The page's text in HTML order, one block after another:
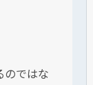
のではな